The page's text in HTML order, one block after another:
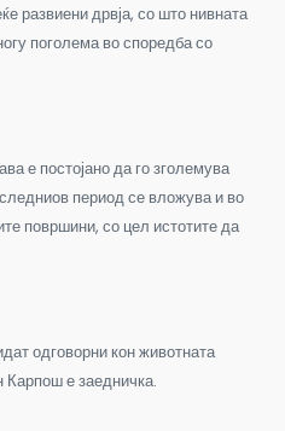
развиени дрвја, со што нивната
поголема во споредба со
е постојано да го зголемува
период се вложува и во
површини, со цел истотите да
одговорни кон животната
Карпош е заедничка.